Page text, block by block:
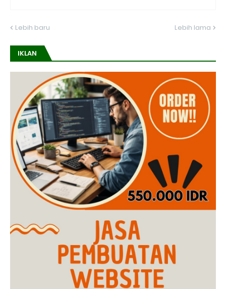
Lebih baru Lebih lama
IKLAN